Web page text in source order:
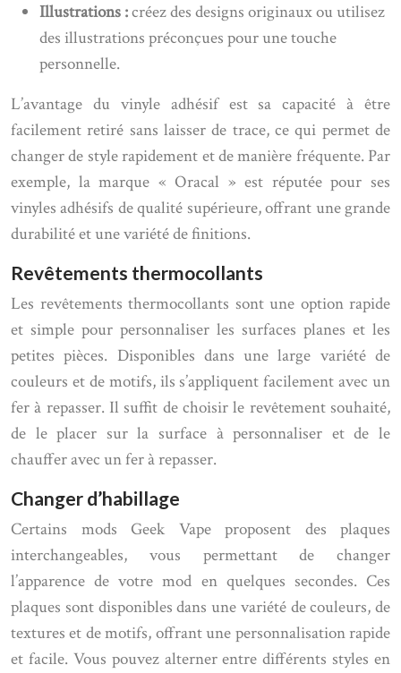
Illustrations :créez des designs originaux ou utilisez
des illustrations préconçues pour une touche
personnelle.
L’avantage du vinyle adhésif est sa capacité à être
facilement retiré sans laisser de trace, ce qui permet de
changer de style rapidement et de manière fréquente. Par
exemple, la marque « Oracal » est réputée pour ses
vinyles adhésifs de qualité supérieure, offrant une grande
durabilité et une variété de finitions.
Revêtements thermocollants
Les revêtements thermocollants sont une option rapide
et simple pour personnaliser les surfaces planes et les
petites pièces. Disponibles dans une large variété de
couleurs et de motifs, ils s’appliquent facilement avec un
fer à repasser. Il suffit de choisir le revêtement souhaité,
de le placer sur la surface à personnaliser et de le
chauffer avec un fer à repasser.
Changer d’habillage
Certains mods Geek Vape proposent des plaques
interchangeables, vous permettant de changer
l’apparence de votre mod en quelques secondes. Ces
plaques sont disponibles dans une variété de couleurs, de
textures et de motifs, offrant une personnalisation rapide
et facile. Vous pouvez alterner entre différents styles en